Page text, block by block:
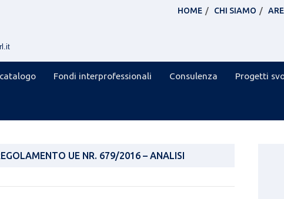
HOME CHI SIAMO
Fondi interprofessionali Consulenza Progetti
UE NR. 679/2016 – ANALISI